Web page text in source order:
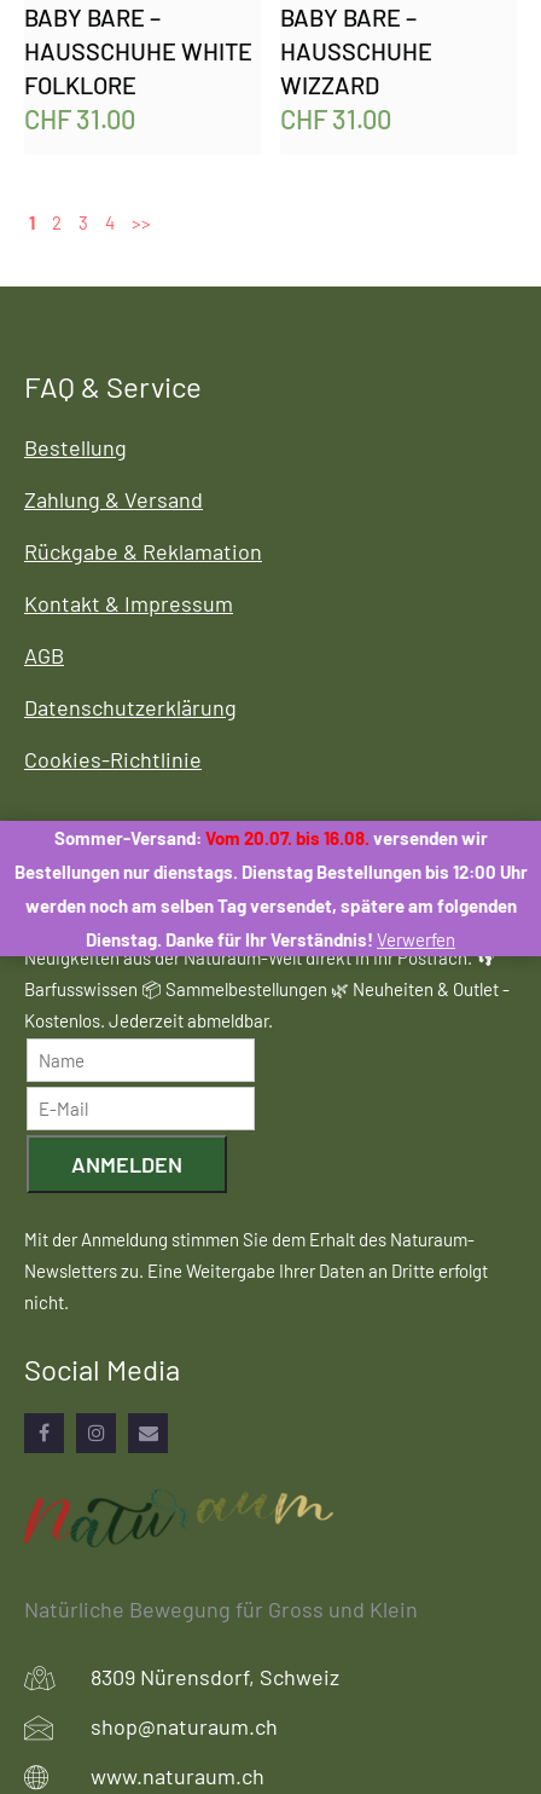
Sommer-Versand: Vom 20.07. bis 16.08. versenden wir
Bestellungen nur dienstags. Dienstag Bestellungen bis 12:00 Uhr
werden noch am selben Tag versendet, spätere am folgenden
Dienstag. Danke für Ihr Verständnis! Verwerfen
BABY BARE –
HAUSSCHUHE WHITE
FOLKLORE
CHF31.00
BABY BARE –
HAUSSCHUHE
WIZZARD
CHF31.00
1 2 3 4 >>
FAQ & Service
Bestellung
Zahlung & Versand
Rückgabe & Reklamation
Kontakt & Impressum
AGB
Datenschutzerklärung
Cookies-Richtlinie
Naturaum Newsletter abonnieren
Neuigkeiten aus der Naturaum-Welt direkt in Ihr Postfach. 👣
Barfusswissen 📦 Sammelbestellungen 🌿 Neuheiten & Outlet -
Kostenlos. Jederzeit abmeldbar.
ANMELDEN
Mit der Anmeldung stimmen Sie dem Erhalt des Naturaum-
Newsletters zu. Eine Weitergabe Ihrer Daten an Dritte erfolgt
nicht.
Social Media
Natürliche Bewegung für Gross und Klein
8309 Nürensdorf, Schweiz
shop@naturaum.ch
www.naturaum.ch